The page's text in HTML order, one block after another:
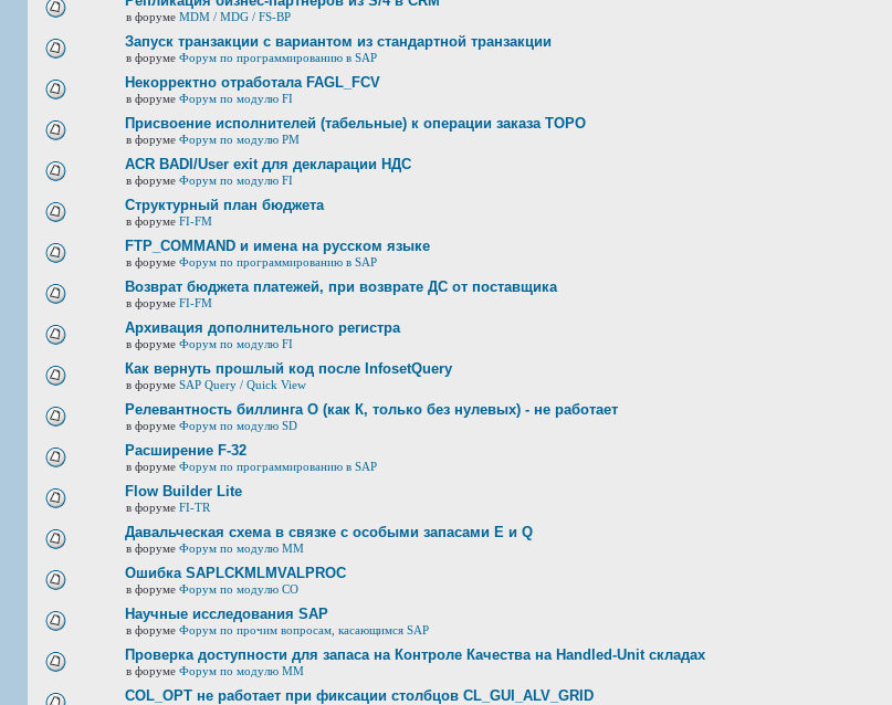
в форуме MDM / MDG / FS-BP
Запуск транзакции с вариантом из стандартной транзакции
в форуме Форум по программированию в SAP
Некорректно отработала FAGL_FCV
в форуме Форум по модулю FI
Присвоение исполнителей (табельные) к операции заказа ТОРО
в форуме Форум по модулю РМ
ACR BADI/User exit для декларации НДС
в форуме Форум по модулю FI
Структурный план бюджета
в форуме FI-FM
FTP_COMMAND и имена на русском языке
в форуме Форум по программированию в SAP
Возврат бюджета платежей, при возврате ДС от поставщика
в форуме FI-FM
Архивация дополнительного регистра
в форуме Форум по модулю FI
Как вернуть прошлый код после InfosetQuery
в форуме SAP Query / Quick View
Релевантность биллинга О (как К, только без нулевых) - не работает
в форуме Форум по модулю SD
Расширение F-32
в форуме Форум по программированию в SAP
Flow Builder Lite
в форуме FI-TR
Давальческая схема в связке с особыми запасами E и Q
в форуме Форум по модулю ММ
Ошибка SAPLCKMLMVALPROC
в форуме Форум по модулю СО
Научные исследования SAP
в форуме Форум по прочим вопросам, касающимся SAP
Проверка доступности для запаса на Контроле Качества на Handled-Unit складах
в форуме Форум по модулю ММ
COL_OPT не работает при фиксации столбцов CL_GUI_ALV_GRID